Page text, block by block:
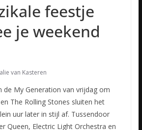
feestje
je weekend
van Kasteren
de My Generation van vrijdag om
The Rolling Stones sluiten het
uur later in stijl af. Tussendoor
Queen, Electric Light Orchestra en